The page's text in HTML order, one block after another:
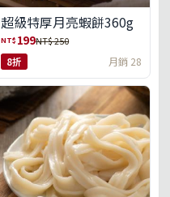
超級特厚月亮蝦餅360g
NT$ 199NT$ 250
8折 月銷 28